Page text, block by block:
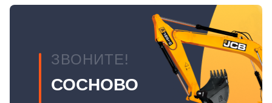
ЗВОНИТЕ!
СОСНОВО